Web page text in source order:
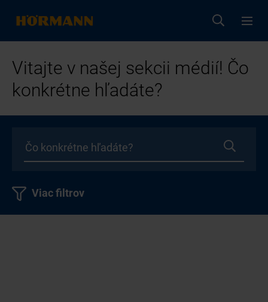
Vitajte v našej sekcii médií! Čo
konkrétne hľadáte?
Viac filtrov